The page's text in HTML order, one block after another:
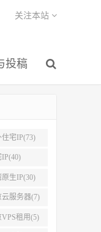
投稿
关注本站
住宅IP(73)
原生IP(30)
云服务器(7)
VPS租用(5)